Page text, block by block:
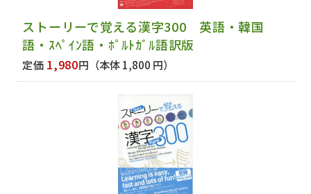
ストーリーで覚える漢字300 英語・韓国
語・ｽﾍﾟｲﾝ語・ﾎﾟﾙﾄｶﾞﾙ語訳版
定価 1,980円 （本体 1,800 円）